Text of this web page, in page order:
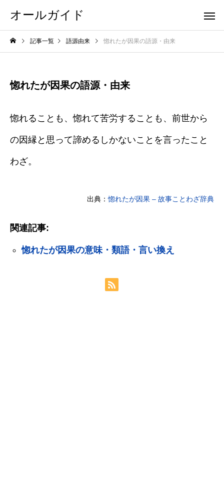
オールガイド
記事一覧 語源由来 惚れたが因果の語源・由来
惚れたが因果の語源・由来
惚れることも、惚れて苦労することも、前世から
の因縁と思って諦めるしかないことを言ったこと
わざ。
出典：惚れたが因果 – 故事ことわざ辞典
関連記事:
惚れたが因果の意味・類語・言い換え